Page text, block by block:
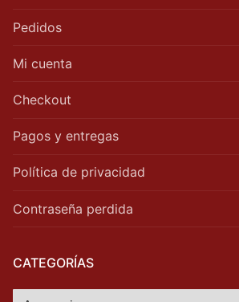
Pedidos
Mi cuenta
Checkout
Pagos y entregas
Política de privacidad
Contraseña perdida
CATEGORÍAS